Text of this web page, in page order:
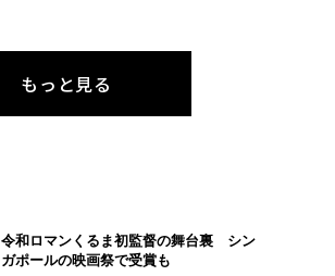
もっと見る
令和ロマンくるま初監督の舞台裏 シン
ガポールの映画祭で受賞も